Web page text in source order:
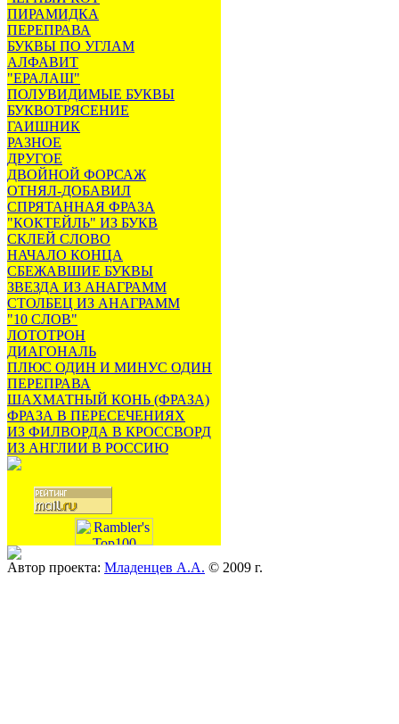
ПИРАМИДКА
ПЕРЕПРАВА
БУКВЫ ПО УГЛАМ
АЛФАВИТ
"ЕРАЛАШ"
ПОЛУВИДИМЫЕ БУКВЫ
БУКВОТРЯСЕНИЕ
ГАИШНИК
РАЗНОЕ
ДРУГОЕ
ДВОЙНОЙ ФОРСАЖ
ОТНЯЛ-ДОБАВИЛ
СПРЯТАННАЯ ФРАЗА
"КОКТЕЙЛЬ" ИЗ БУКВ
СКЛЕЙ СЛОВО
НАЧАЛО КОНЦА
СБЕЖАВШИЕ БУКВЫ
ЗВЕЗДА ИЗ АНАГРАММ
СТОЛБЕЦ ИЗ АНАГРАММ
"10 СЛОВ"
ЛОТОТРОН
ДИАГОНАЛЬ
ПЛЮС ОДИН И МИНУС ОДИН
ПЕРЕПРАВА
ШАХМАТНЫЙ КОНЬ (ФРАЗА)
ФРАЗА В ПЕРЕСЕЧЕНИЯХ
ИЗ ФИЛВОРДА В КРОССВОРД
ИЗ АНГЛИИ В РОССИЮ
Автор проекта: Младенцев А.А. © 2009 г.